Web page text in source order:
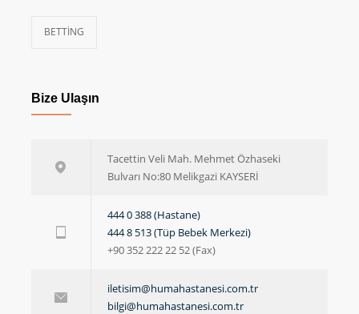
BETTING
Bize Ulaşın
Tacettin Veli Mah. Mehmet Özhaseki
Bulvarı No:80 Melikgazi KAYSERİ
444 0 388 (Hastane)
444 8 513 (Tüp Bebek Merkezi)
+90 352 222 22 52 (Fax)
iletisim@humahastanesi.com.tr
bilgi@humahastanesi.com.tr